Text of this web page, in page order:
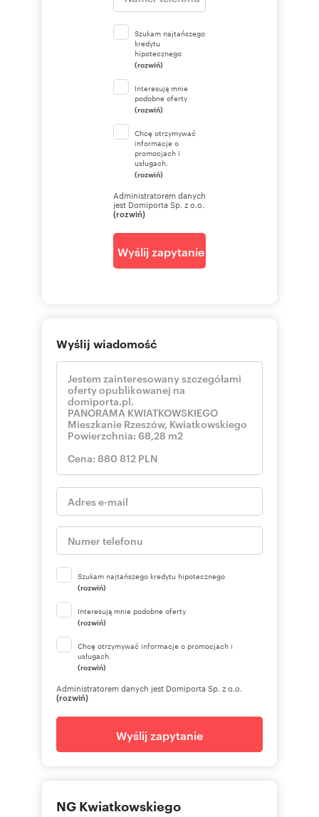
Szukam najtańszego
kredytu
hipotecznego
(rozwiń)
Interesują mnie
podobne oferty
(rozwiń)
Chcę otrzymywać
informacje o
promocjach i
usługach.
(rozwiń)
Administratorem danych
jest Domiporta Sp. z o.o.
(rozwiń)
Wyślij zapytanie
Wyślij wiadomość
Szukam najtańszego kredytu hipotecznego
(rozwiń)
Interesują mnie podobne oferty
(rozwiń)
Chcę otrzymywać informacje o promocjach i
usługach.
(rozwiń)
Administratorem danych jest Domiporta Sp. z o.o.
(rozwiń)
Wyślij zapytanie
NG Kwiatkowskiego